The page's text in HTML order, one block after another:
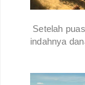
Setelah
indahnya